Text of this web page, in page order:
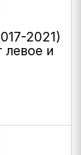
2021)
левое и